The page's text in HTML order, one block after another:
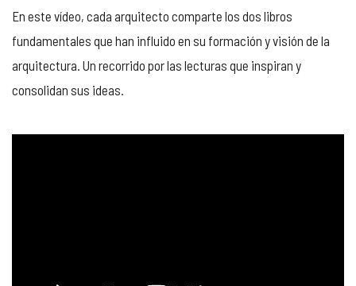
En este vídeo, cada arquitecto comparte los dos libros
fundamentales que han influido en su formación y visión de la
arquitectura. Un recorrido por las lecturas que inspiran y
consolidan sus ideas.